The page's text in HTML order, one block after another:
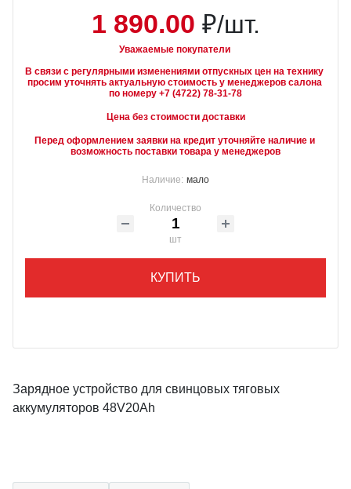
1 890.00 ₽/шт.
Уважаемые покупатели
В связи с регулярными изменениями отпускных цен на технику
просим уточнять актуальную стоимость у менеджеров салона
Цена без стоимости доставки
Перед оформлением заявки на кредит уточняйте наличие и
возможность поставки товара у менеджеров
Наличие: мало
Количество
шт
КУПИТЬ
Зарядное устройство для свинцовых тяговых
аккумуляторов 48V20Ah